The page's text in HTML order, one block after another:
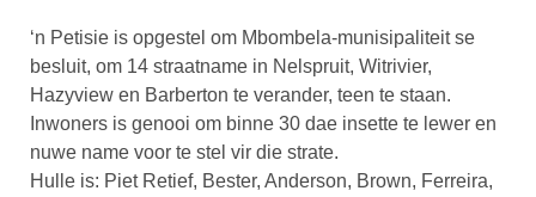
‘n Petisie is opgestel om Mbombela-munisipaliteit se
besluit, om 14 straatname in Nelspruit, Witrivier,
Hazyview en Barberton te verander, teen te staan.
Inwoners is genooi om binne 30 dae insette te lewer en
nuwe name voor te stel vir die strate.
Hulle is: Piet Retief, Bester, Anderson, Brown, Ferreira,